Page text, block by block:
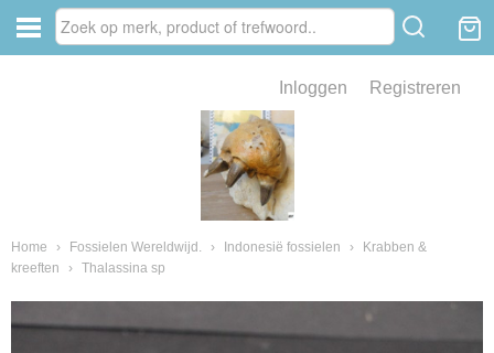
Inloggen Registreren
Home › Fossielen Wereldwijd. › Indonesië fossielen ›
Krabben &
kreeften
› Thalassina sp
van fossielen en mineralen